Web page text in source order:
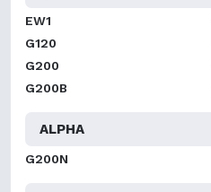
EW1
G120
G200
G200B
ALPHA
G200N